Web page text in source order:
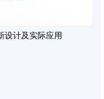
设计及实际应用